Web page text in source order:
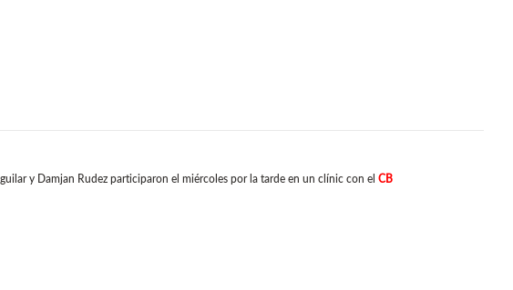
y Damjan Rudez participaron el miércoles por la tarde en un clínic con el CB